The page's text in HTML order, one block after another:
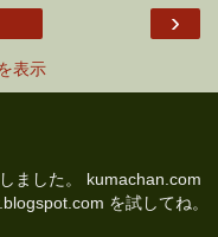
›
表示
ました。 kumachan.com
を試してね。